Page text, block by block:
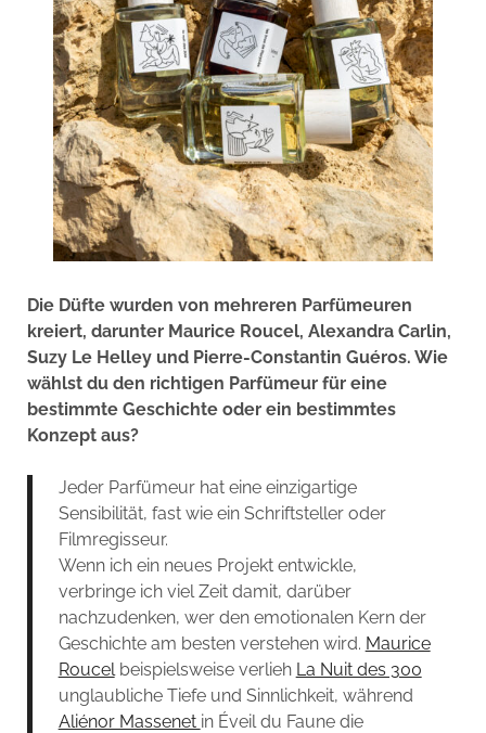
Die Düfte wurden von mehreren Parfümeuren
kreiert, darunter Maurice Roucel, Alexandra Carlin,
Suzy Le Helley und Pierre-Constantin Guéros. Wie
wählst du den richtigen Parfümeur für eine
bestimmte Geschichte oder ein bestimmtes
Konzept aus?
Jeder Parfümeur hat eine einzigartige
Sensibilität, fast wie ein Schriftsteller oder
Filmregisseur.
Wenn ich ein neues Projekt entwickle,
verbringe ich viel Zeit damit, darüber
nachzudenken, wer den emotionalen Kern der
Geschichte am besten verstehen wird. Maurice
Roucelbeispielsweise verlieh La Nuit des 300
unglaubliche Tiefe und Sinnlichkeit, während
Aliénor Massenet in Éveil du Faune die